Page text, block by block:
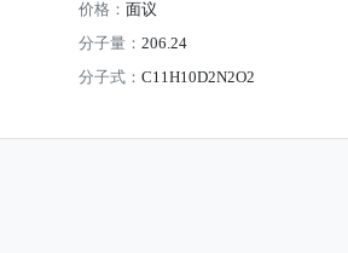
价格： 面议
分子量： 206.24
分子式： C11H10D2N2O2